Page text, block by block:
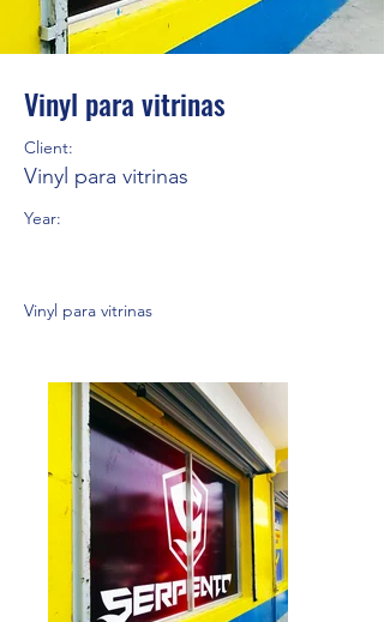
Vinyl para vitrinas
Client:
Vinyl para vitrinas
Year:
Vinyl para vitrinas